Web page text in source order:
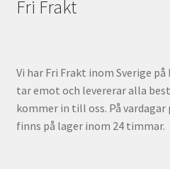
Fri Frakt
Vi har Fri Frakt inom Sverige
tar emot och levererar alla
kommer in till oss. På
finns på lager inom 24 timmar.